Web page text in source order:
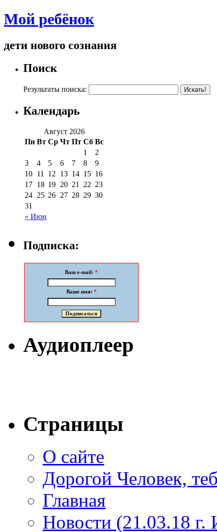
Мой ребёнок
дети нового сознания
Поиск
Результаты поиска:
Календарь
Август 2026
Пн Вт Ср Чт Пт Сб Вс
« Июн
1
2
3
4 5 6 7 8
9
10 11 12 13 14 15 16
17 18 19 20 21 22 23
24 25 26 27 28 29 30
31
Подписка:
Ваш e-mail: *
Ваше имя: *
Аудиоплеер
Страницы
О сайте
Дорогой Человек,
Главная
Новости (21.03.18 г.